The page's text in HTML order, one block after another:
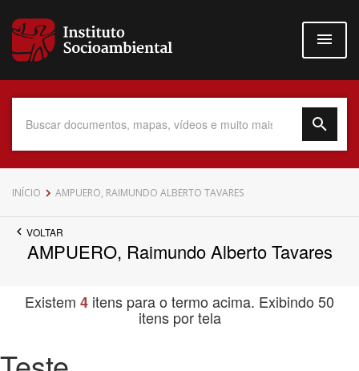
para
conteúdo
Data do Documento
INÍCIO AMPUERO, RAIMUNDO ALBERTO TAVARES
VOLTAR
AMPUERO, Raimundo Alberto Tavares
Existem 4 itens para o termo acima. Exibindo 50
itens por tela